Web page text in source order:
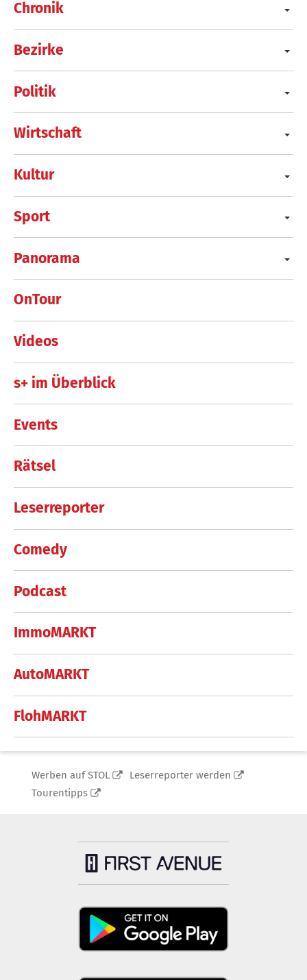
Chronik
Bezirke
Politik
Wirtschaft
Kultur
Sport
Panorama
OnTour
Videos
s+ im Überblick
Events
Rätsel
Leserreporter
Comedy
Podcast
ImmoMARKT
AutoMARKT
FlohMARKT
Werben auf STOL
Leserreporter werden
Tourentipps